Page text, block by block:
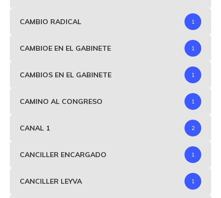
CAMBIO RADICAL 1
CAMBIOE EN EL GABINETE 1
CAMBIOS EN EL GABINETE 1
CAMINO AL CONGRESO 1
CANAL 1 2
CANCILLER ENCARGADO 1
CANCILLER LEYVA 1